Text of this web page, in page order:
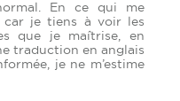
En ce qui me
car je tiens à voir les
que je maîtrise, en
traduction en anglais
je ne m’estime